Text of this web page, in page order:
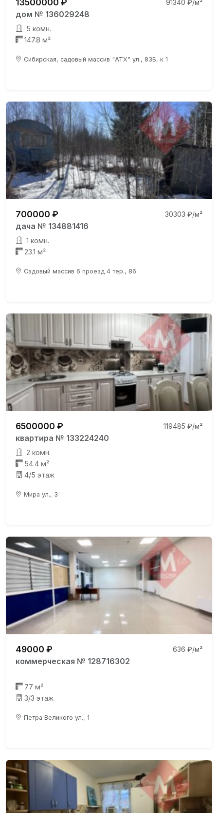
91340 ₽/м²
дом № 136029248
5 комн.
147.8 м²
Сибирская, садовый массив "АТХ" ул., 83Б, к 1
700000 ₽ 30303 ₽/м²
дача № 134881416
1 комн.
23.1 м²
Садовый массив 6 проезд 4 тер., 86
6500000 ₽ 119485 ₽/м²
квартира № 133224240
2 комн.
54.4 м²
4/5 этаж
Мира ул., 3
49000 ₽ 636 ₽/м²
коммерческая № 128716302
77 м²
3/3 этаж
Петра Великого ул., 1